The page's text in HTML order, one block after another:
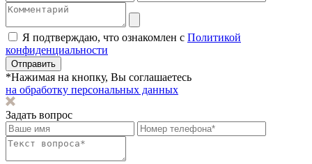
Я подтверждаю, что ознакомлен с Политикой
конфиденциальности
Отправить
*Нажимая на кнопку, Вы соглашаетесь
на обработку персональных данных
Задать вопрос